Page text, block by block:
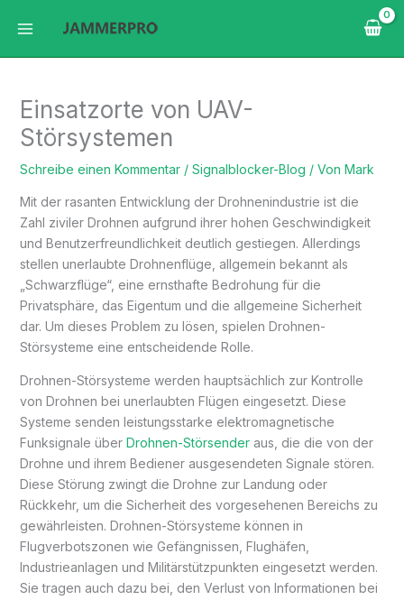
Inhalt
Einsatzorte von UAV-
Störsystemen
Schreibe einen Kommentar / Signalblocker-Blog / Von Mark
Mit der rasanten Entwicklung der Drohnenindustrie ist die
Zahl ziviler Drohnen aufgrund ihrer hohen Geschwindigkeit
und Benutzerfreundlichkeit deutlich gestiegen. Allerdings
stellen unerlaubte Drohnenflüge, allgemein bekannt als
„Schwarzflüge“, eine ernsthafte Bedrohung für die
Privatsphäre, das Eigentum und die allgemeine Sicherheit
dar. Um dieses Problem zu lösen, spielen Drohnen-
Störsysteme eine entscheidende Rolle.
Drohnen-Störsysteme werden hauptsächlich zur Kontrolle
von Drohnen bei unerlaubten Flügen eingesetzt. Diese
Systeme senden leistungsstarke elektromagnetische
Funksignale über Drohnen-Störsenderaus, die die von der
Drohne und ihrem Bediener ausgesendeten Signale stören.
Diese Störung zwingt die Drohne zur Landung oder
Rückkehr, um die Sicherheit des vorgesehenen Bereichs zu
gewährleisten. Drohnen-Störsysteme können in
Flugverbotszonen wie Gefängnissen, Flughäfen,
Industrieanlagen und Militärstützpunkten eingesetzt werden.
Sie tragen auch dazu bei, den Verlust von Informationen bei